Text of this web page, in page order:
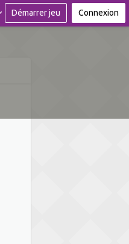
Démarrer jeu Connexion